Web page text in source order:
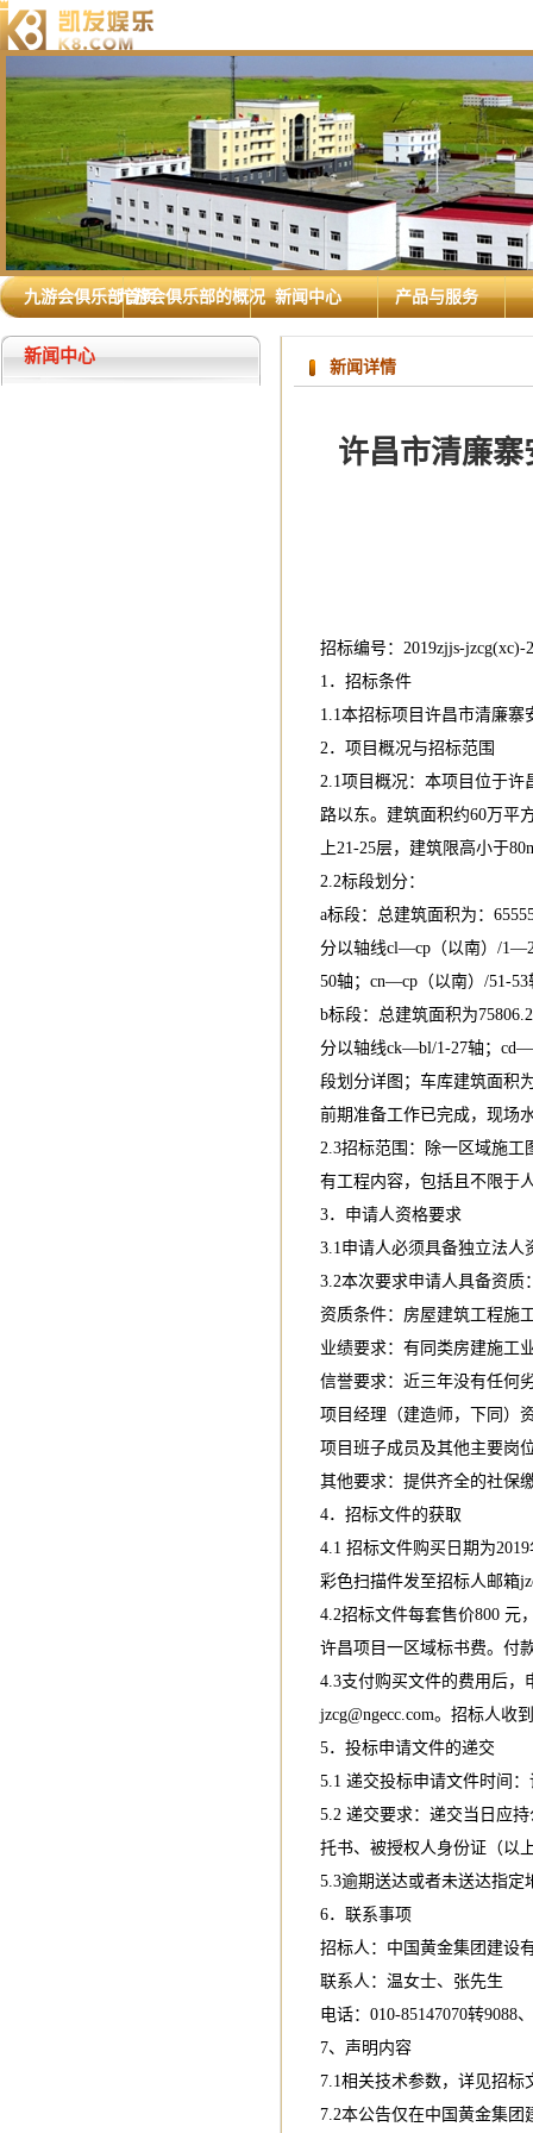
九游会俱乐部首页九游会俱乐部的概况 新闻中心 产品与服务
新闻中心
新闻详情
许昌市清廉
招标编号：2019zjjs-jzcg(xc)-
1．招标条件
1.1本招标项目许昌市清廉
2．项目概况与招标范围
2.1项目概况：本项目位于
路以东。建筑面积约60万平
上21-25层，建筑限高小于
2.2标段划分：
a标段：总建筑面积为：
分以轴线cl—cp（以南）/
50轴；cn—cp（以南）/51-
b标段：总建筑面积为
分以轴线ck—bl/1-27轴；
段划分详图；车库建筑面积
前期准备工作已完成，现场
2.3招标范围：除一区域施
有工程内容，包括且不限于
3．申请人资格要求
3.1申请人必须具备独立法
3.2本次要求申请人具备资质
资质条件：房屋建筑工程施
业绩要求：有同类房建施工
信誉要求：近三年没有任何
项目经理（建造师，下同）
项目班子成员及其他主要岗
其他要求：提供齐全的社保
4．招标文件的获取
4.1 招标文件购买日期为
彩色扫描件发至招标人邮箱
4.2招标文件每套售价800 元
许昌项目一区域标书费。付
4.3支付购买文件的费用后
jzcg@ngecc.com。招标人收
5．投标申请文件的递交
5.1 递交投标申请文件时间
5.2 递交要求：递交当日应
托书、被授权人身份证（以
5.3逾期送达或者未送达指
6．联系事项
招标人：中国黄金集团建
联系人：温女士、张先
电话：010-85147070转9088
7、声明内容
7.1相关技术参数，详见招标
7.2本公告仅在中国黄金集